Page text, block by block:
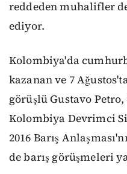
reddeden muhalifler
ediyor.
Kolombiya'da
kazanan ve 7
görüşlü Gustavo
Kolombiya Devrimci
2016 Barış
de barış görüşmeleri